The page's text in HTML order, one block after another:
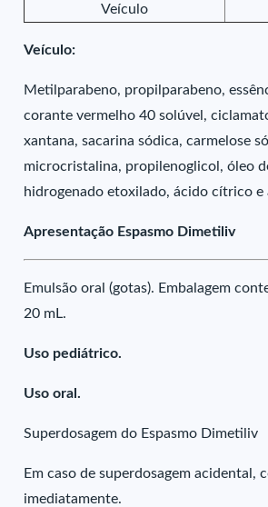
Veículo
Veículo:
Metilparabeno, propilparabeno,
corante vermelho 40 solúvel,
xantana, sacarina sódica, carmelose
microcristalina, propilenoglicol, óleo
hidrogenado etoxilado, ácido cítrico e
Apresentação Espasmo Dimetiliv
Emulsão oral (gotas). Embalagem
20 mL.
Uso pediátrico.
Uso oral.
Superdosagem do Espasmo Dimetiliv
Em caso de superdosagem acidental,
imediatamente.